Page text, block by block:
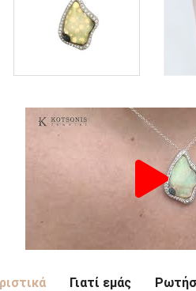
Γιατί εμάς